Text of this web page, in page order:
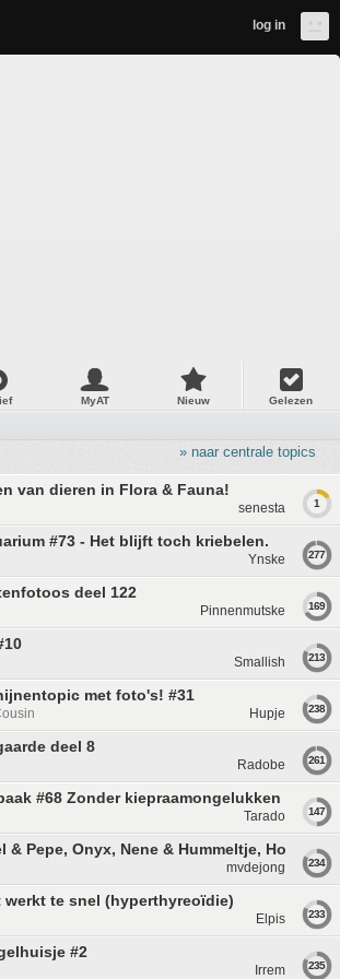
log in
MyAT Nieuw Gelezen
» naar centrale topics
van dieren in Flora & Fauna!
senesta 1
#73 - Het blijft toch kriebelen.
Ynske 277
deel 122
Pinnenmutske 169
Smallish 213
met foto's! #31
Hupje 238
deel 8
Radobe 261
#68 Zonder kiepraamongelukken
Tarado 147
& Pepe, Onyx, Nene & Hummeltje, Hoba
mvdejong 234
werkt te snel (hyperthyreoïdie)
Elpis 233
#2
Irrem 235